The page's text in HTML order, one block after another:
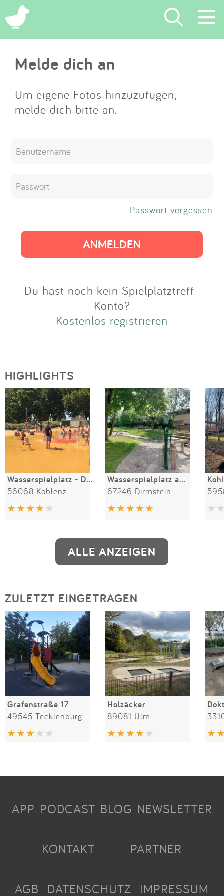
×
Suchen
Eintragen
App
Melde dich an
Um eigene Fotos hinzuzufügen,
melde dich bitte an.
Passwort vergessen
Du hast noch kein Spielplatztreff-
Konto?
Kostenlos registrieren
HIGHLIGHTS
Wasserspielplatz - Deutsches Eck
56068 Koblenz
Wasserspielplatz am Eckbach
67246 Dirmstein
ALLE ANZEIGEN
ZULETZT EINGETRAGEN
Grafenstraße 17
49545 Tecklenburg
Holzäcker
89081 Ulm
APP PODCAST BLOG NEWSLETTER
KONTAKT PARTNER
AGB DATENSCHUTZ IMPRESSUM